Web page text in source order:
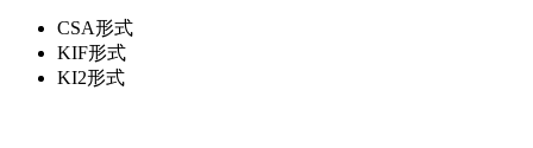
CSA形式
KIF形式
KI2形式